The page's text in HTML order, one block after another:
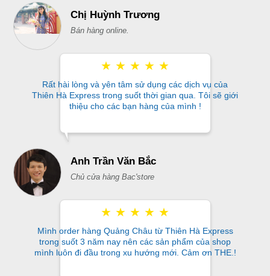
Chị Huỳnh Trương
Bán hàng online.
★ ★ ★ ★ ★
Rất hài lòng và yên tâm sử dụng các dịch vụ của
Thiên Hà Express trong suốt thời gian qua. Tôi sẽ giới
thiệu cho các bạn hàng của mình !
Anh Trần Văn Bắc
Chủ cửa hàng Bac'store
★ ★ ★ ★ ★
Mình order hàng Quảng Châu từ Thiên Hà Express
trong suốt 3 năm nay nên các sản phẩm của shop
mình luôn đi đầu trong xu hướng mới. Cảm ơn THE.!